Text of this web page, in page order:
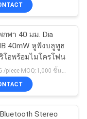
พา 40 มม. Dia
40mW หูฟังบลูทูธ
โอพร้อมไมโครโฟน
Stereo